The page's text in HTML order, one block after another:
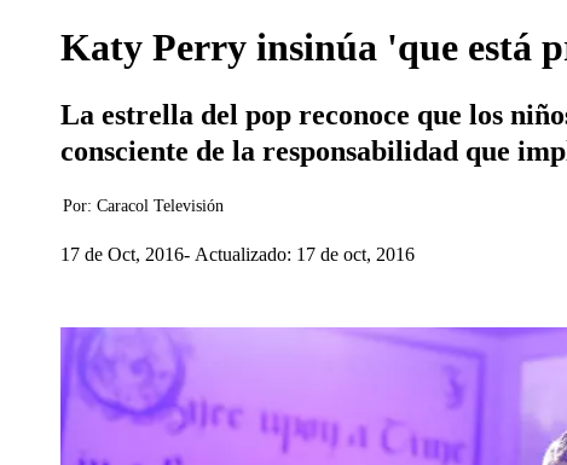
Katy Perry insinúa 'que está
La estrella del pop reconoce que los
consciente de la responsabilidad que
Por: Caracol Televisión
17 de Oct, 2016 Actualizado: 17 de oct, 2016